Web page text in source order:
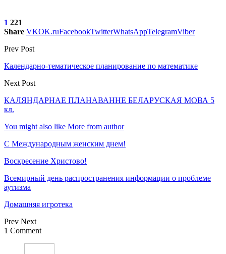
1 221
Share VKOK.ruFacebookTwitterWhatsAppTelegramViber
Prev Post
Календарно-тематическое планирование по математике
Next Post
КАЛЯНДАРНАЕ ПЛАНАВАННЕ БЕЛАРУСКАЯ МОВА 5
кл.
You might also like More from author
С Международным женским днем!
Воскресение Xристово!
Всемирный день распространения информации о проблеме
аутизма
Домашняя игротека
Prev Next
1 Comment